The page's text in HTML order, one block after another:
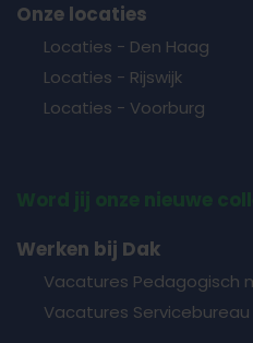
Onze locaties
Locaties - Den Haag
Locaties - Rijswijk
Locaties - Voorburg
Word jij onze nieuwe
Werken bij Dak
Vacatures Pedagogisch
Vacatures Servicebureau